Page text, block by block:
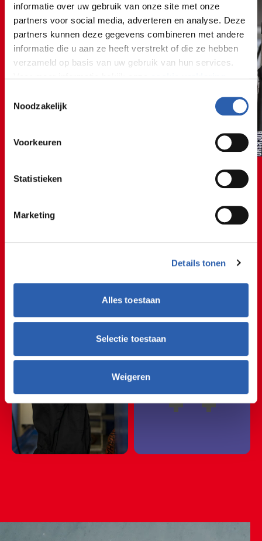
informatie over uw gebruik van onze site met onze
partners voor social media, adverteren en analyse. Deze
partners kunnen deze gegevens combineren met andere
informatie die u aan ze heeft verstrekt of die ze hebben
verzameld op basis van uw gebruik van hun services.
We werken samen met
die uw gegevens
Noodzakelijk
Voorkeuren
Statistieken
Marketing
Details tonen
Alles toestaan
Selectie toestaan
Weigeren
Auto
🚗